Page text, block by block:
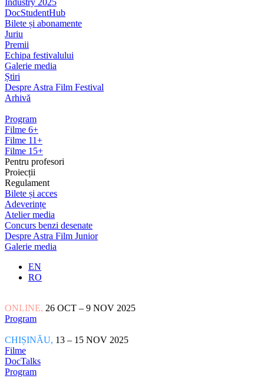
DocStudentHub
Bilete și abonamente
Juriu
Premii
Echipa festivalului
Galerie media
Știri
Despre Astra Film Festival
Arhivă
Program
Filme 6+
Filme 11+
Filme 15+
Pentru profesori
Proiecții
Regulament
Bilete și acces
Adeverințe
Atelier media
Concurs benzi desenate
Despre Astra Film Junior
Galerie media
EN
RO
ONLINE, 26 OCT – 9 NOV 2025
Program
CHIȘINĂU, 13 – 15 NOV 2025
Filme
DocTalks
Program